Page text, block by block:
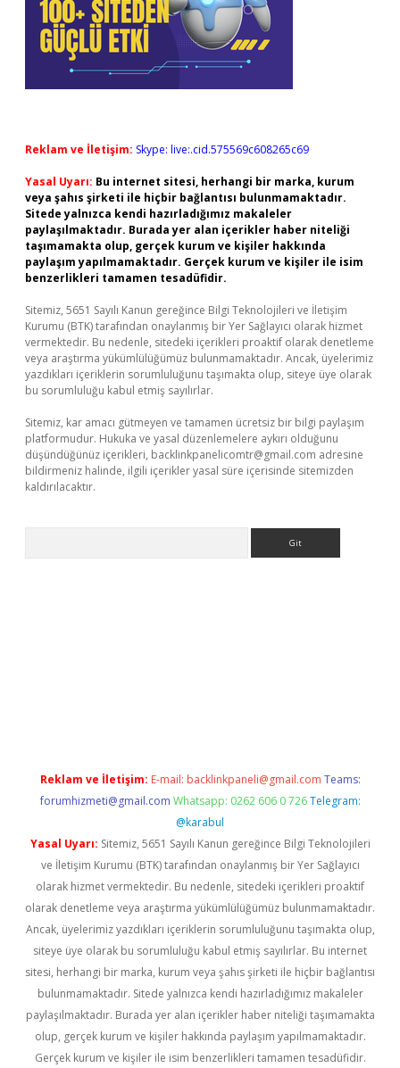
Reklam ve İletişim: Skype: live:.cid.575569c608265c69
Yasal Uyarı: Bu internet sitesi, herhangi bir marka, kurum
veya şahıs şirketi ile hiçbir bağlantısı bulunmamaktadır.
Sitede yalnızca kendi hazırladığımız makaleler
paylaşılmaktadır. Burada yer alan içerikler haber niteliği
taşımamakta olup, gerçek kurum ve kişiler hakkında
paylaşım yapılmamaktadır. Gerçek kurum ve kişiler ile isim
benzerlikleri tamamen tesadüfidir.
Sitemiz, 5651 Sayılı Kanun gereğince Bilgi Teknolojileri ve İletişim
Kurumu (BTK) tarafından onaylanmış bir Yer Sağlayıcı olarak hizmet
vermektedir. Bu nedenle, sitedeki içerikleri proaktif olarak denetleme
veya araştırma yükümlülüğümüz bulunmamaktadır. Ancak, üyelerimiz
yazdıkları içeriklerin sorumluluğunu taşımakta olup, siteye üye olarak
bu sorumluluğu kabul etmiş sayılırlar.
Sitemiz, kar amacı gütmeyen ve tamamen ücretsiz bir bilgi paylaşım
platformudur. Hukuka ve yasal düzenlemelere aykırı olduğunu
düşündüğünüz içerikleri, backlinkpanelicomtr@gmail.com adresine
bildirmeniz halinde, ilgili içerikler yasal süre içerisinde sitemizden
kaldırılacaktır.
Reklam ve İletişim: E-mail: backlinkpaneli@gmail.com Teams:
forumhizmeti@gmail.com Whatsapp: 0262 606 0 726 Telegram:
@karabul
Yasal Uyarı: Sitemiz, 5651 Sayılı Kanun gereğince Bilgi Teknolojileri
ve İletişim Kurumu (BTK) tarafından onaylanmış bir Yer Sağlayıcı
olarak hizmet vermektedir. Bu nedenle, sitedeki içerikleri proaktif
olarak denetleme veya araştırma yükümlülüğümüz bulunmamaktadır.
Ancak, üyelerimiz yazdıkları içeriklerin sorumluluğunu taşımakta olup,
siteye üye olarak bu sorumluluğu kabul etmiş sayılırlar. Bu internet
sitesi, herhangi bir marka, kurum veya şahıs şirketi ile hiçbir bağlantısı
bulunmamaktadır. Sitede yalnızca kendi hazırladığımız makaleler
paylaşılmaktadır. Burada yer alan içerikler haber niteliği taşımamakta
olup, gerçek kurum ve kişiler hakkında paylaşım yapılmamaktadır.
Gerçek kurum ve kişiler ile isim benzerlikleri tamamen tesadüfidir.